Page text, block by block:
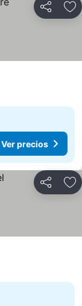
Compartir
Ver precios
Compartir